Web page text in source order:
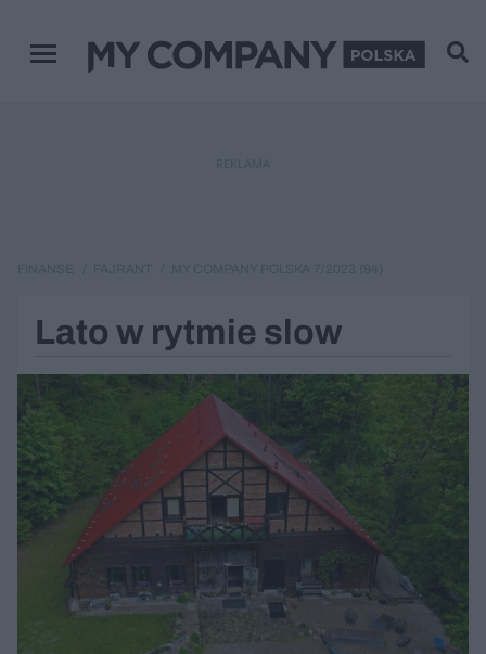
Menu główne
Lato w rytmie slow